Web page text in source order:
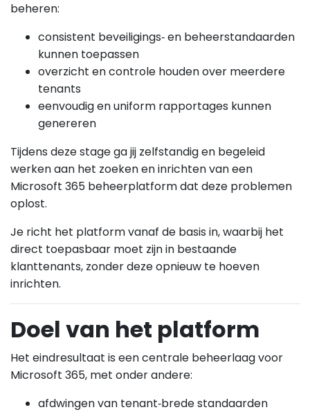
beheren:
consistent beveiligings‑ en beheerstandaarden
kunnen toepassen
overzicht en controle houden over meerdere
tenants
eenvoudig en uniform rapportages kunnen
genereren
Tijdens deze stage ga jij zelfstandig en begeleid
werken aan het zoeken en inrichten van een
Microsoft 365 beheerplatform dat deze problemen
oplost.
Je richt het platform vanaf de basis in, waarbij het
direct toepasbaar moet zijn in bestaande
klanttenants, zonder deze opnieuw te hoeven
inrichten.
Doel van het platform
Het eindresultaat is een centrale beheerlaag voor
Microsoft 365, met onder andere:
afdwingen van tenant‑brede standaarden